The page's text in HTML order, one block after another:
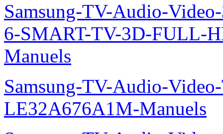
Samsung-TV-Audio-
6-SMART-TV-3D-FULL-
Manuels
Samsung-TV-Audio-
LE32A676A1M-Manuels